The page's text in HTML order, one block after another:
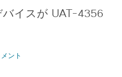
イスが UAT-4356
ント